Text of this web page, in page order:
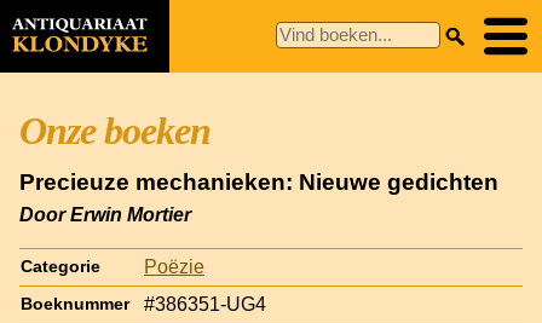
Onze boeken
Precieuze mechanieken: Nieuwe gedichten
Door Erwin Mortier
Categorie Poëzie
Boeknummer #386351-UG4